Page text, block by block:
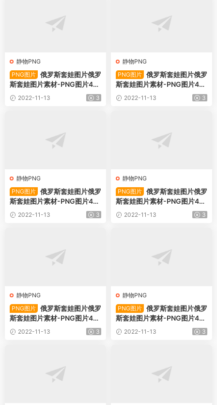
静物PNG
PNG图片 俄罗斯套娃图片俄罗
斯套娃图片素材-PNG图片49
491下载
2022-11-13 3
静物PNG
PNG图片 俄罗斯套娃图片俄罗
斯套娃图片素材-PNG图片49
490下载
2022-11-13 3
静物PNG
PNG图片 俄罗斯套娃图片俄罗
斯套娃图片素材-PNG图片49
489下载
2022-11-13 3
静物PNG
PNG图片 俄罗斯套娃图片俄罗
斯套娃图片素材-PNG图片49
488下载
2022-11-13 3
静物PNG
PNG图片 俄罗斯套娃图片俄罗
斯套娃图片素材-PNG图片49
487下载
2022-11-13 3
静物PNG
PNG图片 俄罗斯套娃图片俄罗
斯套娃图片素材-PNG图片49
486下载
2022-11-13 3